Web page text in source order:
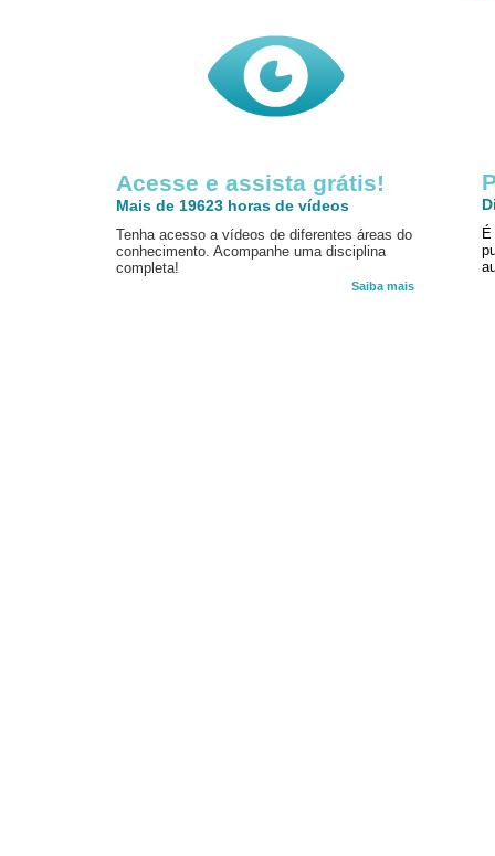
Acesse e assista grátis!
Mais de 19623 horas de vídeos
Tenha acesso a vídeos de diferentes áreas do
conhecimento. Acompanhe uma disciplina
completa!
Saiba mais